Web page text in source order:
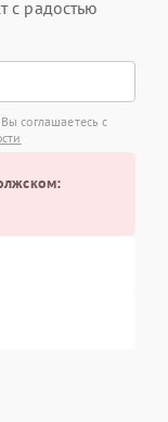
с радостью
соглашаетесь с